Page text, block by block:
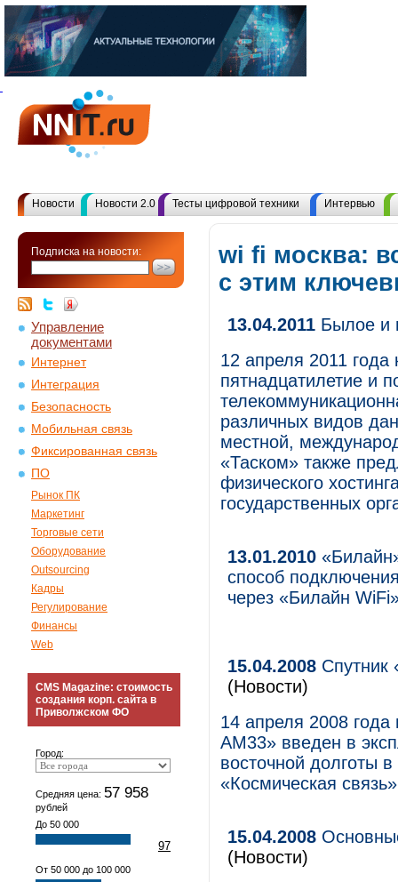
Новости Новости 2.0 Тесты цифровой техники Интервью
Подписка на новости:
Управление
документами
Интернет
Интеграция
Безопасность
Мобильная связь
Фиксированная связь
ПО
Рынок ПК
Маркетинг
Торговые сети
Оборудование
Outsourcing
Кадры
Регулирование
Финансы
Web
CMS Magazine: стоимость
создания корп. сайта в
Приволжском ФО
Город:
Средняя цена: 57 958
рублей
До 50 000
97
От 50 000 до 100 000
wi fi москва:
с этим
13.04.2011 Былое и
12 апреля 2011
пятнадцатилетие и
различных видов
местной,
«Таском» также
физического
государственных
13.01.2010
способ
через «Билайн
15.04.2008 Спутник
(Новости)
14 апреля 2008 года
АМ33» введен в
восточной долготы
«Космическая
15.04.2008
(Новости)